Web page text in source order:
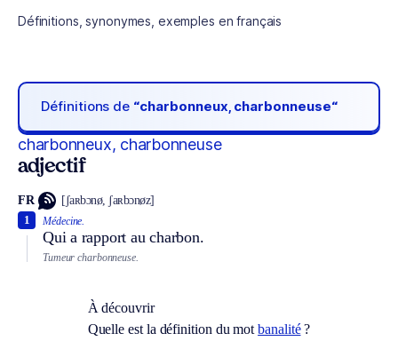
Définitions, synonymes, exemples en français
Définitions de “charbonneux, charbonneuse“
charbonneux, charbonneuse
adjectif
FR [ʃaʀbɔnø, ʃaʀbɔnøz]
Médecine.
Qui a rapport au charbon.
1
Tumeur charbonneuse.
À découvrir
Quelle est la définition du motbanalité?